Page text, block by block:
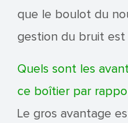
que le boulot du
gestion du bruit est
Quels sont les
ce boîtier par
Le gros avantage